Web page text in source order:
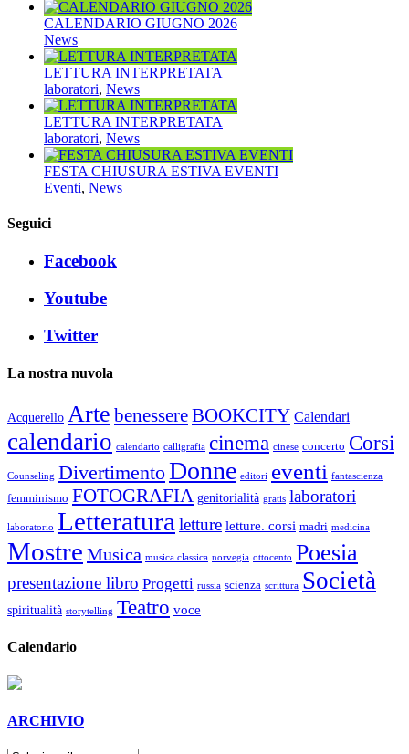
CALENDARIO GIUGNO 2026
News
LETTURA INTERPRETATA
laboratori, News
LETTURA INTERPRETATA
laboratori, News
FESTA CHIUSURA ESTIVA EVENTI
Eventi, News
Seguici
Facebook
Youtube
Twitter
La nostra nuvola
Acquerello Arte benessereBOOKCITY Calendari
calendario calendario calligrafia cinema cinese concerto Corsi
Counseling DivertimentoDonne editori eventi fantascienza
femminismo FOTOGRAFIA genitorialità gratis laboratori
laboratorio Letteratura letture letture. corsi madri medicina
Mostre Musica musica classica norvegia ottocento Poesia
presentazione libro Progetti russia scienza scrittura Società
spiritualità storytelling Teatro voce
Calendario
ARCHIVIO